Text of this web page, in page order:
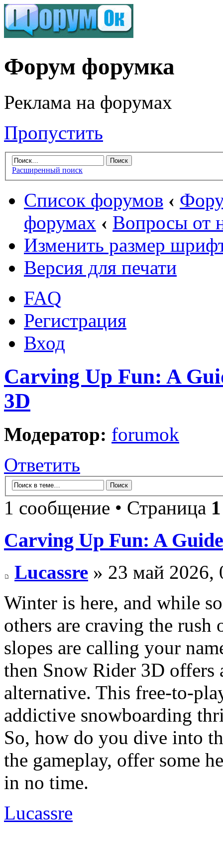
Форум форумка
Реклама на форумах
Пропустить
Расширенный поиск
Список форумов ‹
форумах ‹ Вопросы от
Изменить размер
Версия для печати
FAQ
Регистрация
Вход
Carving Up Fun: A
3D
Модератор: forumok
Ответить
1 сообщение • Страница 1
Carving Up Fun: A
Lucassre » 23 май 2026,
Winter is here, and while
others are craving the
slopes are calling your
then Snow Rider 3D
alternative. This free-to-
addictive snowboarding
So, how do you dive into
the gameplay, offer some
in no time.
Lucassre